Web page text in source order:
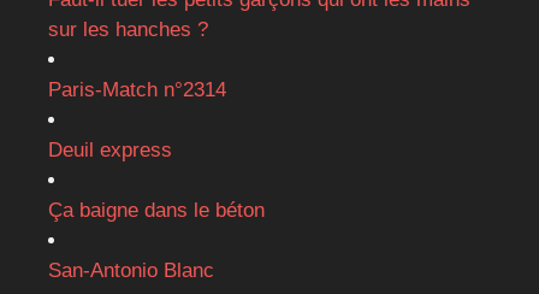
sur les hanches ?
Paris-Match n°2314
Deuil express
Ça baigne dans le béton
San-Antonio Blanc